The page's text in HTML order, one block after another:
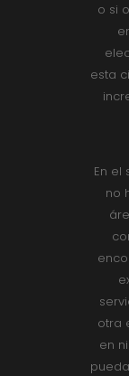
o si
esta
En el
no
otra
en